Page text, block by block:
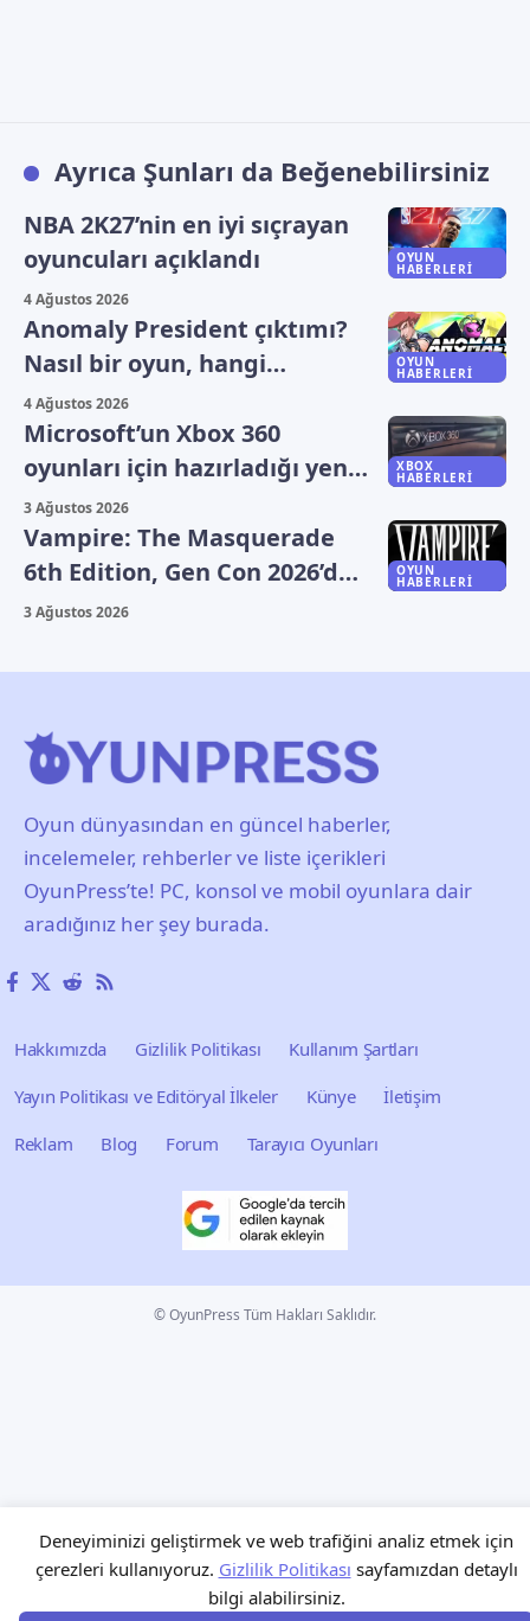
Deneyiminizi geliştirmek ve web trafiğini analiz etmek için
çerezleri kullanıyoruz. Gizlilik Politikası sayfamızdan detaylı
bilgi alabilirsiniz.
Ayrıca Şunları da Beğenebilirsiniz
OYUN
HABERLERI
NBA 2K27’nin en iyi sıçrayan
oyuncuları açıklandı
4 Ağustos 2026
OYUN
HABERLERI
Anomaly President çıktımı?
Nasıl bir oyun, hangi
platformlarda oynanıyor?
4 Ağustos 2026
XBOX
HABERLERI
Microsoft’un Xbox 360
oyunları için hazırladığı yeni
plan sızdı
3 Ağustos 2026
OYUN
HABERLERI
Vampire: The Masquerade
6th Edition, Gen Con 2026’da
duyuruldu
3 Ağustos 2026
Oyun dünyasından en güncel haberler,
incelemeler, rehberler ve liste içerikleri
OyunPress’te! PC, konsol ve mobil oyunlara dair
aradığınız her şey burada.
Hakkımızda Gizlilik Politikası
Kullanım Şartları
Yayın Politikası ve Editöryal İlkeler
Künye
İletişim
Reklam
Blog Forum Tarayıcı Oyunları
© OyunPress Tüm Hakları Saklıdır.